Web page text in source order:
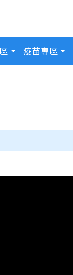
疫苗專區